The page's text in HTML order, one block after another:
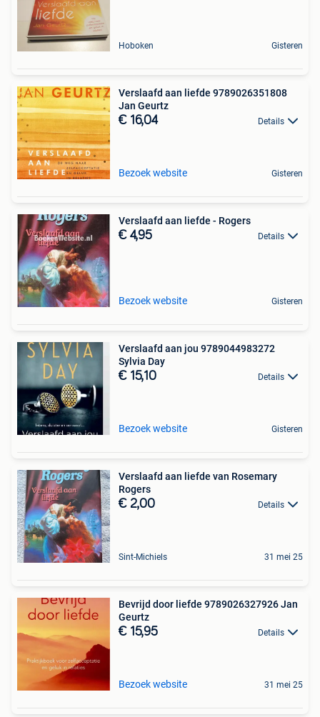
Hoboken Gisteren
Verslaafd aan liefde 9789026351808
Jan Geurtz
€ 16,04 Details
Bezoek website Gisteren
Verslaafd aan liefde - Rogers
€ 4,95 Details
Bezoek website Gisteren
Verslaafd aan jou 9789044983272
Sylvia Day
€ 15,10 Details
Bezoek website Gisteren
Verslaafd aan liefde van Rosemary
Rogers
€ 2,00 Details
Sint-Michiels 31 mei 25
Bevrijd door liefde 9789026327926 Jan
Geurtz
€ 15,95 Details
Bezoek website 31 mei 25